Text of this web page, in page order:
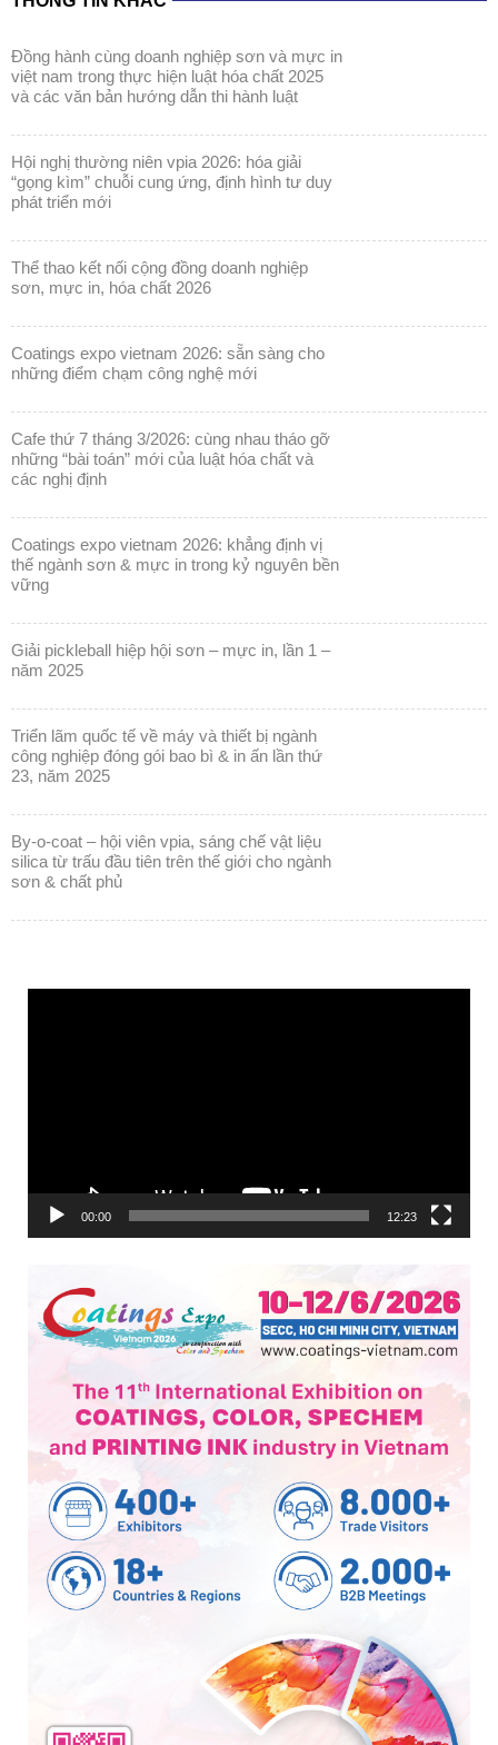
đồng hành cùng doanh nghiệp sơn và mực in
việt nam trong thực hiện luật hóa chất 2025
và các văn bản hướng dẫn thi hành luật
hội nghị thường niên vpia 2026: hóa giải
“gọng kìm” chuỗi cung ứng, định hình tư duy
phát triển mới
thể thao kết nối cộng đồng doanh nghiệp
sơn, mực in, hóa chất 2026
coatings expo vietnam 2026: sẵn sàng cho
những điểm chạm công nghệ mới
cafe thứ 7 tháng 3/2026: cùng nhau tháo gỡ
những “bài toán” mới của luật hóa chất và
các nghị định
coatings expo vietnam 2026: khẳng định vị
thế ngành sơn & mực in trong kỷ nguyên bền
vững
giải pickleball hiệp hội sơn – mực in, lần 1 –
năm 2025
triển lãm quốc tế về máy và thiết bị ngành
công nghiệp đóng gói bao bì & in ấn lần thứ
23, năm 2025
by-o-coat – hội viên vpia, sáng chế vật liệu
silica từ trấu đầu tiên trên thế giới cho ngành
sơn & chất phủ
00:00 12:23